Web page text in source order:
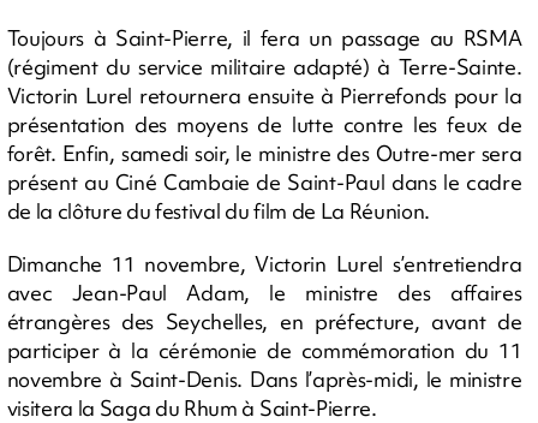
Toujours à Saint-Pierre, il fera un passage au RSMA
(régiment du service militaire adapté) à Terre-Sainte.
Victorin Lurel retournera ensuite à Pierrefonds pour la
présentation des moyens de lutte contre les feux de
forêt. Enfin, samedi soir, le ministre des Outre-mer sera
présent au Ciné Cambaie de Saint-Paul dans le cadre
de la clôture du festival du film de La Réunion.
Dimanche 11 novembre, Victorin Lurel s’entretiendra
avec Jean-Paul Adam, le ministre des affaires
étrangères des Seychelles, en préfecture, avant de
participer à la cérémonie de commémoration du 11
novembre à Saint-Denis. Dans l’après-midi, le ministre
visitera la Saga du Rhum à Saint-Pierre.